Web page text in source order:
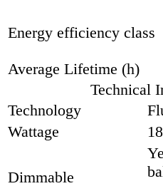
Energy efficiency class
Average Lifetime (h)
Technical
Technology
Wattage
18
Dimmable